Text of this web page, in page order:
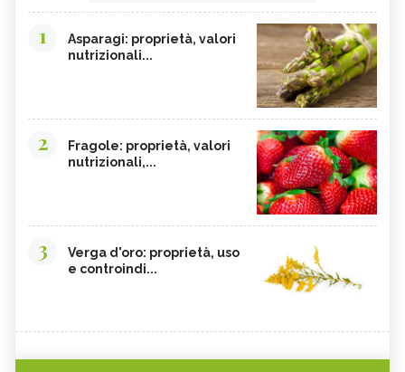
1
Asparagi: proprietà, valori
nutrizionali...
2
Fragole: proprietà, valori
nutrizionali,...
3
Verga d'oro: proprietà, uso
e controindi...